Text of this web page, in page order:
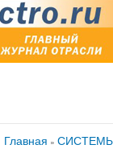
Вы здесь
Главная »